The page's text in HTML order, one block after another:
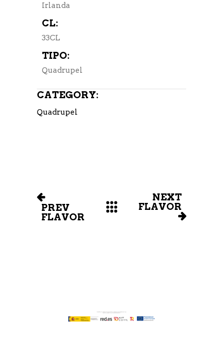
Irlanda
CL:
33CL
TIPO:
Quadrupel
CATEGORY:
Quadrupel
PREV
FLAVOR
NEXT
FLAVOR